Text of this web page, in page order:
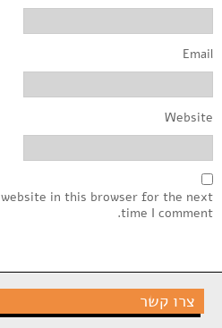
Email
Website
website in this browser for the next
time I comment.
צרו קשר